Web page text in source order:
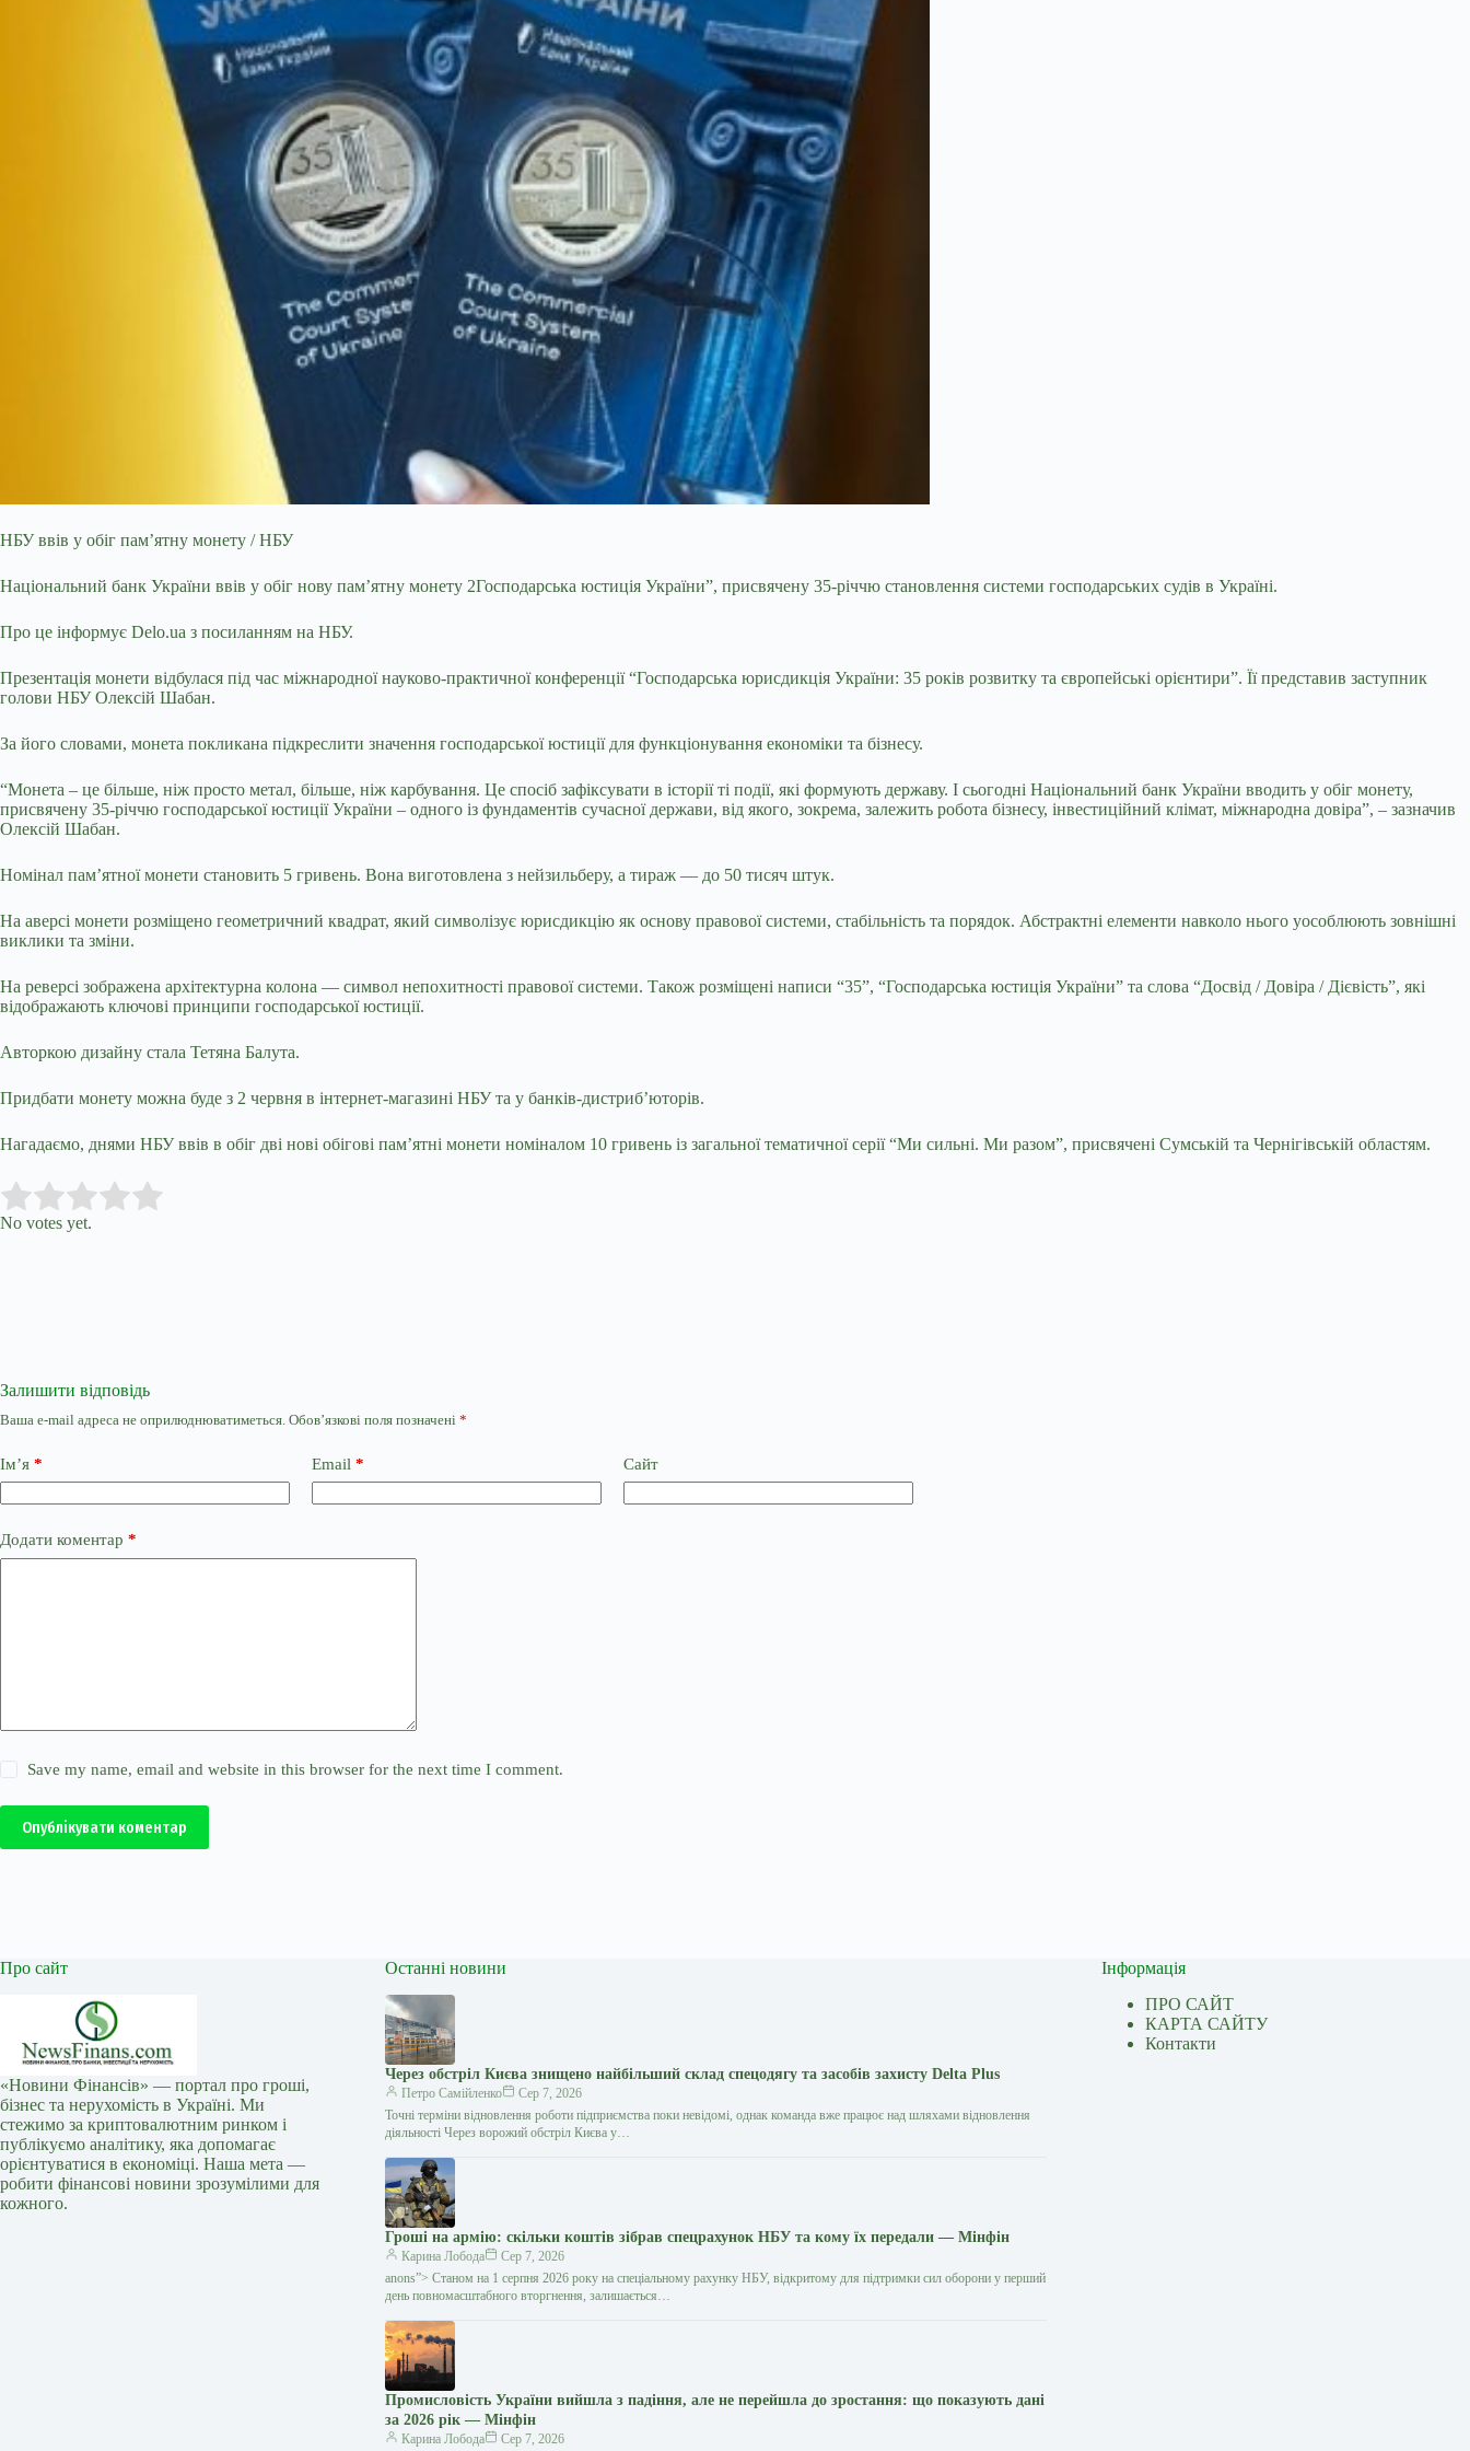
НБУ ввів у обіг пам’ятну монету / НБУ
Національний банк України ввів у обіг нову пам’ятну монету 2Господарська юстиція України”, присвячену 35-річчю становлення системи господарських судів в Україні.
Про це інформує Delo.ua з посиланням на НБУ.
Презентація монети відбулася під час міжнародної науково-практичної конференції “Господарська юрисдикція України: 35 років розвитку та європейські орієнтири”. Її представив заступник
голови НБУ Олексій Шабан.
За його словами, монета покликана підкреслити значення господарської юстиції для функціонування економіки та бізнесу.
“Монета – це більше, ніж просто метал, більше, ніж карбування. Це спосіб зафіксувати в історії ті події, які формують державу. І сьогодні Національний банк України вводить у обіг монету,
присвячену 35-річчю господарської юстиції України – одного із фундаментів сучасної держави, від якого, зокрема, залежить робота бізнесу, інвестиційний клімат, міжнародна довіра”, – зазначив
Олексій Шабан.
Номінал пам’ятної монети становить 5 гривень. Вона виготовлена з нейзильберу, а тираж — до 50 тисяч штук.
На аверсі монети розміщено геометричний квадрат, який символізує юрисдикцію як основу правової системи, стабільність та порядок. Абстрактні елементи навколо нього уособлюють зовнішні
виклики та зміни.
На реверсі зображена архітектурна колона — символ непохитності правової системи. Також розміщені написи “35”, “Господарська юстиція України” та слова “Досвід / Довіра / Дієвість”, які
відображають ключові принципи господарської юстиції.
Авторкою дизайну стала Тетяна Балута.
Придбати монету можна буде з 2 червня в інтернет-магазині НБУ та у банків-дистриб’юторів.
Нагадаємо, днями НБУ ввів в обіг дві нові обігові пам’ятні монети номіналом 10 гривень із загальної тематичної серії “Ми сильні. Ми разом”, присвячені Сумській та Чернігівській областям.
Rate this item:
No votes yet.
Залишити відповідь
Ваша e-mail адреса не оприлюднюватиметься. Обов’язкові поля позначені *
Ім’я * Email * Сайт
Додати коментар *
Save my name, email and website in this browser for the next time I comment.
Опублікувати коментар
Про сайт
«Новини Фінансів» — портал про гроші,
бізнес та нерухомість в Україні. Ми
стежимо за криптовалютним ринком і
публікуємо аналітику, яка допомагає
орієнтуватися в економіці. Наша мета —
робити фінансові новини зрозумілими для
кожного.
Останні новини
Через обстріл Києва знищено найбільший склад спецодягу та засобів захисту Delta Plus
Петро Самійленко
Сер 7, 2026
Точні терміни відновлення роботи підприємства поки невідомі, однак команда вже працює над шляхами відновлення
діяльності Через ворожий обстріл Києва у…
Гроші на армію: скільки коштів зібрав спецрахунок НБУ та кому їх передали — Мінфін
Карина Лобода
Сер 7, 2026
anons”> Станом на 1 серпня 2026 року на спеціальному рахунку НБУ, відкритому для підтримки сил оборони у перший
день повномасштабного вторгнення, залишається…
Промисловість України вийшла з падіння, але не перейшла до зростання: що показують дані
за 2026 рік — Мінфін
Карина Лобода Сер 7, 2026
Інформація
ПРО САЙТ
КАРТА САЙТУ
Контакти